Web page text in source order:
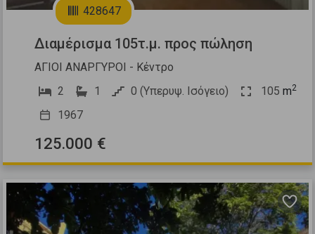
428647
Διαμέρισμα 105τ.μ. προς πώληση
ΑΓΙΟΙ ΑΝΑΡΓΥΡΟΙ - Κέντρο
2
1 0 (Υπερυψ. Ισόγειο) 105 m2
1967
125.000 €